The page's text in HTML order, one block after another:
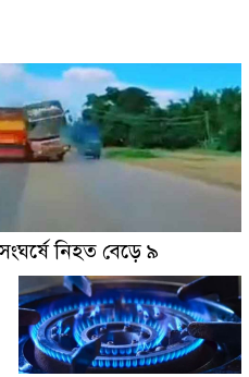
নিহত বেড়ে ৯